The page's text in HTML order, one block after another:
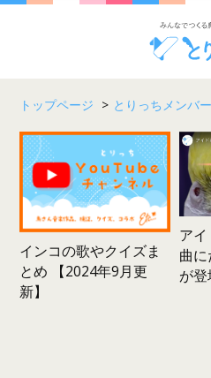
トップページ > とりっちメンバー
インコの歌やクイズま
とめ 【2024年9月更
新】
アイ
曲
が